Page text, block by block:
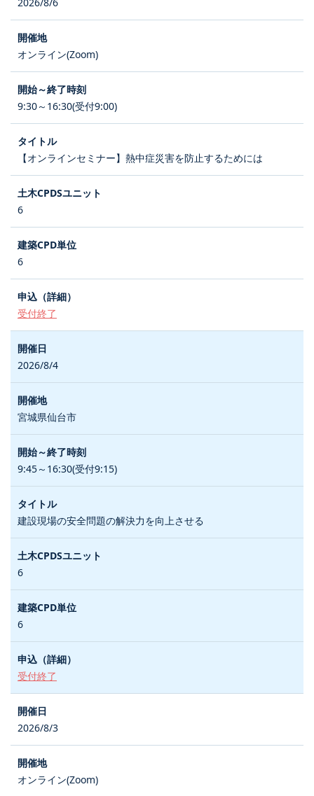
オンライン(Zoom)
9:30～16:30(受付9:00)
【オンラインセミナー】熱中症災害を防止するためには
6
6
受付終了
2026/8/4
宮城県仙台市
9:45～16:30(受付9:15)
建設現場の安全問題の解決力を向上させる
6
6
受付終了
2026/8/3
オンライン(Zoom)